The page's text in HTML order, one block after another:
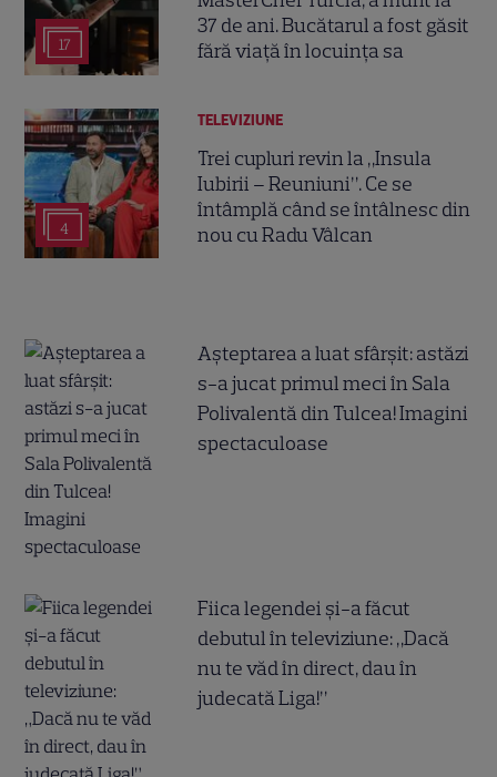
17
37 de ani. Bucătarul a fost găsit
fără viață în locuința sa
4
TELEVIZIUNE
Trei cupluri revin la „Insula
Iubirii – Reuniuni”. Ce se
întâmplă când se întâlnesc din
nou cu Radu Vâlcan
Așteptarea a luat sfârșit: astăzi
s-a jucat primul meci în Sala
Polivalentă din Tulcea! Imagini
spectaculoase
Fiica legendei și-a făcut
debutul în televiziune: „Dacă
nu te văd în direct, dau în
judecată Liga!”